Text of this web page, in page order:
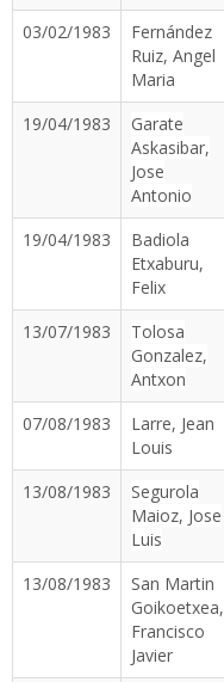
03/02/1983
Fernández
Ruiz, Angel
Maria
19/04/1983
Garate
Askasibar,
Jose
Antonio
19/04/1983
Badiola
Etxaburu,
Felix
13/07/1983
Tolosa
Gonzalez,
Antxon
07/08/1983
Larre, Jean
Louis
13/08/1983
Segurola
Maioz, Jose
Luis
13/08/1983
San Martin
Goikoetxea,
Francisco
Javier